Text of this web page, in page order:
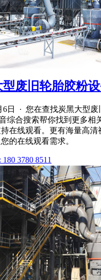
废旧轮胎胶粉
6日 · 您在查找炭黑大型
综合搜索帮你找到更多相
在线观看。更有海量高清
的在线观看需求。
3780 8511